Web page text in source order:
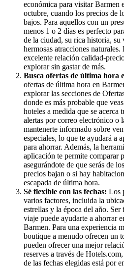
económica para visitar Barmen
octubre, cuando los precios de
bajos. Para aquellos con un
menos 1 o 2 días es perfecto
de la ciudad, su rica historia, su
hermosas atracciones
excelente relación calidad-
explorar sin gastar de más.
Busca ofertas de última hora
ofertas de última hora en
explorar las secciones de
donde es más probable que
hoteles a medida que se
alertas por correo electrónico o
mantenerte informado sobre
especiales, lo que te ayudará a
para ahorrar. Además, la
aplicación te permite comparar
asegurándote de que serás de
precios bajan o si hay
escapada de última hora.
Sé flexible con las fechas: Los
varios factores, incluida la
estrellas y la época del año.
viaje puede ayudarte a ahorrar
Barmen. Para una experiencia
boutique a menudo ofrecen un
pueden ofrecer una mejor
reserves a través de
de las fechas elegidas está por